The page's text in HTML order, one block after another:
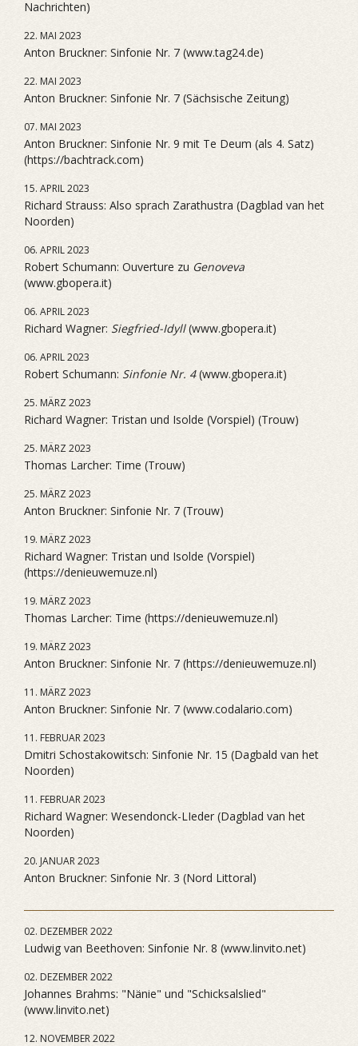
Nachrichten)
22. MAI 2023
Anton Bruckner: Sinfonie Nr. 7 (www.tag24.de)
22. MAI 2023
Anton Bruckner: Sinfonie Nr. 7 (Sächsische Zeitung)
07. MAI 2023
Anton Bruckner: Sinfonie Nr. 9 mit Te Deum (als 4. Satz)
(https://bachtrack.com)
15. APRIL 2023
Richard Strauss: Also sprach Zarathustra (Dagblad van het
Noorden)
06. APRIL 2023
Robert Schumann: Ouverture zu Genoveva
(www.gbopera.it)
06. APRIL 2023
Richard Wagner: Siegfried-Idyll(www.gbopera.it)
06. APRIL 2023
Robert Schumann: Sinfonie Nr. 4(www.gbopera.it)
25. MÄRZ 2023
Richard Wagner: Tristan und Isolde (Vorspiel) (Trouw)
25. MÄRZ 2023
Thomas Larcher: Time (Trouw)
25. MÄRZ 2023
Anton Bruckner: Sinfonie Nr. 7 (Trouw)
19. MÄRZ 2023
Richard Wagner: Tristan und Isolde (Vorspiel)
(https://denieuwemuze.nl)
19. MÄRZ 2023
Thomas Larcher: Time (https://denieuwemuze.nl)
19. MÄRZ 2023
Anton Bruckner: Sinfonie Nr. 7 (https://denieuwemuze.nl)
11. MÄRZ 2023
Anton Bruckner: Sinfonie Nr. 7 (www.codalario.com)
11. FEBRUAR 2023
Dmitri Schostakowitsch: Sinfonie Nr. 15 (Dagbald van het
Noorden)
11. FEBRUAR 2023
Richard Wagner: Wesendonck-LIeder (Dagblad van het
Noorden)
20. JANUAR 2023
Anton Bruckner: Sinfonie Nr. 3 (Nord Littoral)
02. DEZEMBER 2022
Ludwig van Beethoven: Sinfonie Nr. 8 (www.linvito.net)
02. DEZEMBER 2022
Johannes Brahms: "Nänie" und "Schicksalslied"
(www.linvito.net)
12. NOVEMBER 2022